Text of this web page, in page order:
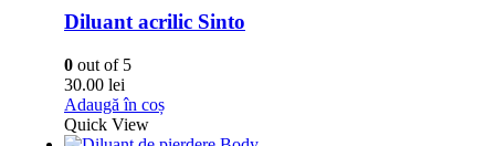
Diluant acrilic Sinto
0 out of 5
30.00 lei
Adaugă în coș
Quick View